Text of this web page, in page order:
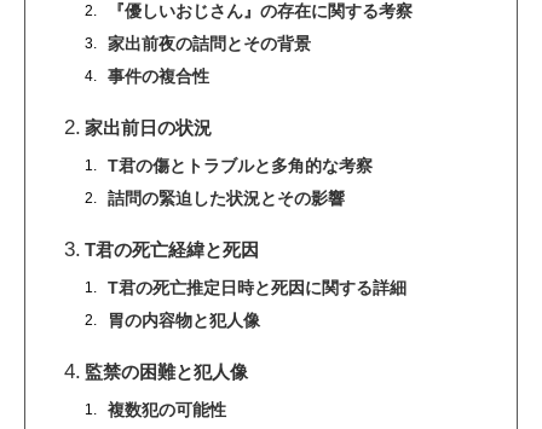
『優しいおじさん』の存在に関する考察
家出前夜の詰問とその背景
事件の複合性
家出前日の状況
T君の傷とトラブルと多角的な考察
詰問の緊迫した状況とその影響
T君の死亡経緯と死因
T君の死亡推定日時と死因に関する詳細
胃の内容物と犯人像
監禁の困難と犯人像
複数犯の可能性